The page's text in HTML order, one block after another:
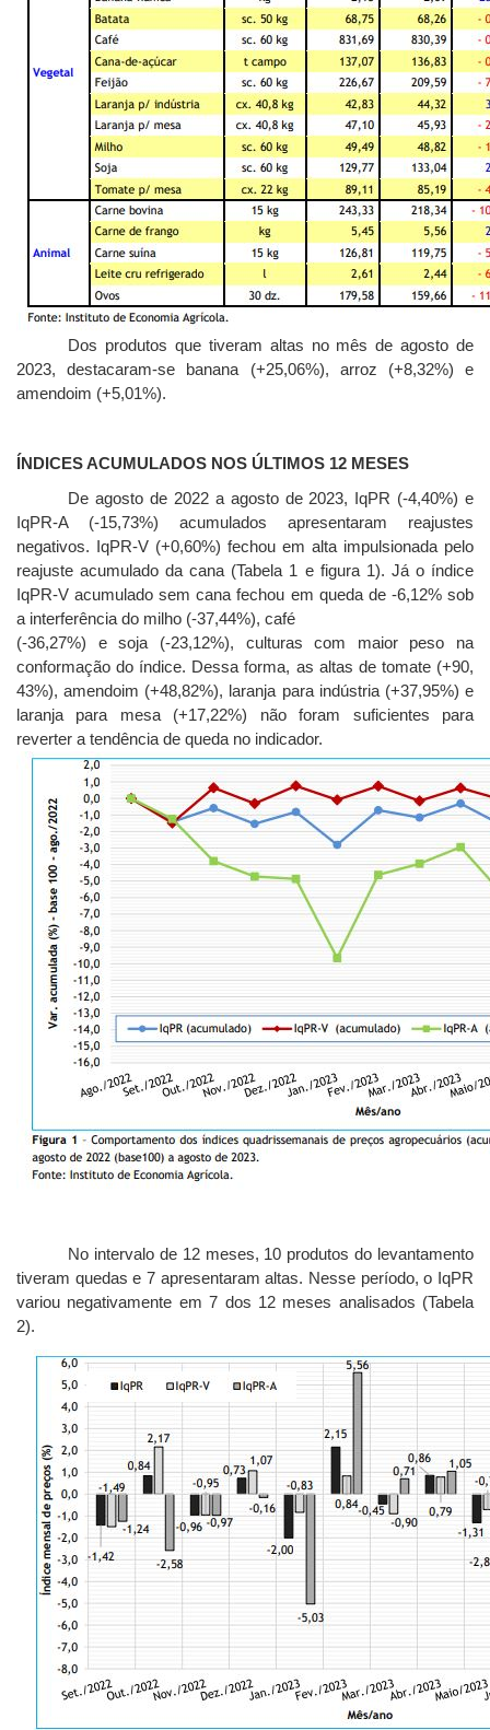
Dos produtos que tiveram altas no mês de agosto de
2023, destacaram-se banana (+25,06%), arroz (+8,32%) e
amendoim (+5,01%).
ÍNDICES ACUMULADOS NOS ÚLTIMOS 12 MESES
De agosto de 2022 a agosto de 2023, IqPR (-4,40%) e
IqPR-A (-15,73%) acumulados apresentaram reajustes
negativos. IqPR-V (+0,60%) fechou em alta impulsionada pelo
reajuste acumulado da cana (Tabela 1 e figura 1). Já o índice
IqPR-V acumulado sem cana fechou em queda de -6,12% sob
a interferência do milho (-37,44%), café
(-36,27%) e soja (-23,12%), culturas com maior peso na
conformação do índice. Dessa forma, as altas de tomate (+90,
43%), amendoim (+48,82%), laranja para indústria (+37,95%) e
laranja para mesa (+17,22%) não foram suficientes para
reverter a tendência de queda no indicador.
No intervalo de 12 meses, 10 produtos do levantamento
tiveram quedas e 7 apresentaram altas. Nesse período, o IqPR
variou negativamente em 7 dos 12 meses analisados (Tabela
2).